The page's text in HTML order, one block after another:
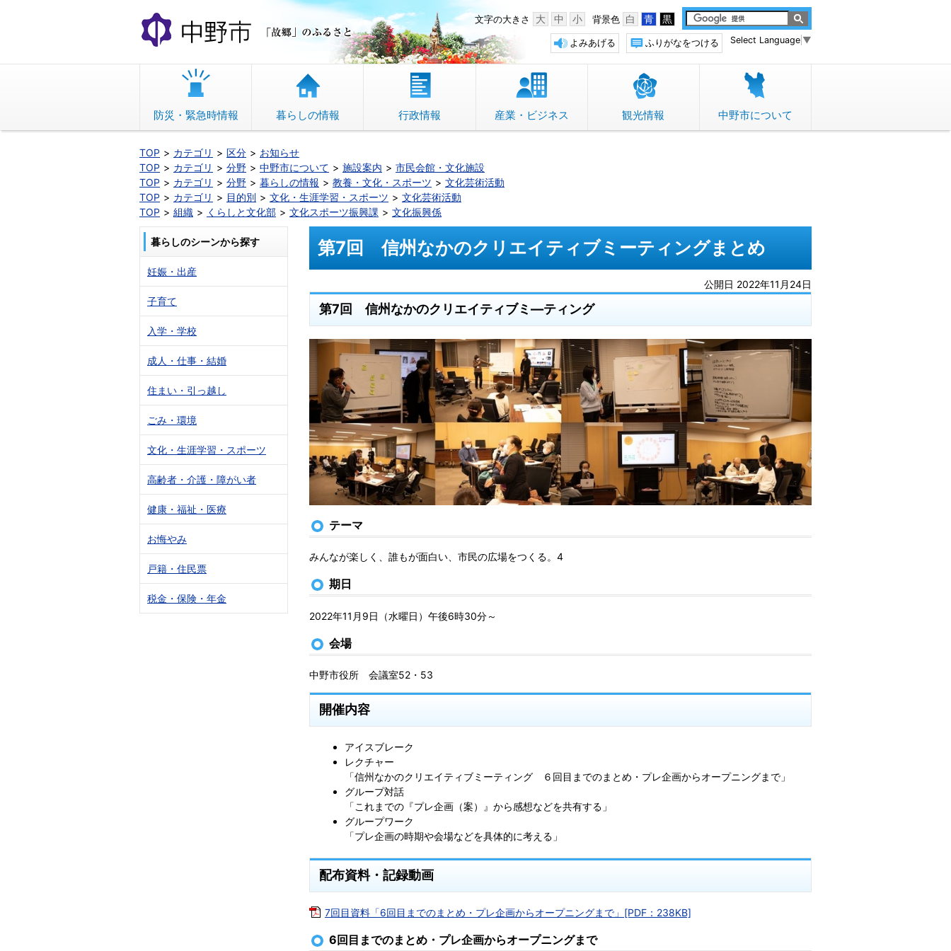
文
へ
動
中野市 「故郷」のふるさと 背景色 白 青 黒
文字の大きさ 大 中 小
Select Language ▼
ふりがなをつける
よみあげる
防災・緊急時情報 暮らしの情報 行政情報 産業・ビジネス 観光情報 中野市について
TOP カテゴリ 区分
お知らせ
TOP
カテゴリ 分野 中野市について 施設案内
市民会館・文化施設
TOP
カテゴリ 分野 暮らしの情報 教養・文化・スポーツ
文化芸術活動
TOP
カテゴリ 目的別 文化・生涯学習・スポーツ
文化芸術活動
TOP
組織 くらしと文化部 文化スポーツ振興課 文化振興係
第7回 信州なかのクリエイティブミーティングまとめ
公開日 2022年11月24日
第7回 信州なかのクリエイティブミ―ティング
テーマ
みんなが楽しく、誰もが面白い、市民の広場をつくる。4
期日
2022年11月9日（水曜日）午後6時30分～
会場
中野市役所 会議室52・53
開催内容
アイスブレーク
レクチャー
「信州なかのクリエイティブミーティング ６回目までのまとめ・プレ企画からオープニングまで」
グループ対話
「これまでの『プレ企画（案）』から感想などを共有する」
グループワーク
「プレ企画の時期や会場などを具体的に考える」
配布資料・記録動画
7回目資料「6回目までのまとめ・プレ企画からオープニングまで」[PDF：238KB]
6回目までのまとめ・プレ企画からオープニングまで
暮らしのシーンから探す
妊娠・出産
子育て
入学・学校
成人・仕事・結婚
住まい・引っ越し
ごみ・環境
文化・生涯学習・スポーツ
高齢者・介護・障がい者
健康・福祉・医療
お悔やみ
戸籍・住民票
税金・保険・年金